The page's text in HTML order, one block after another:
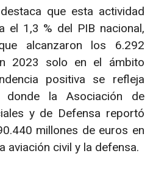
que esta actividad
el 1,3 % del PIB nacional,
alcanzaron los 6.292
2023 solo en el ámbito
positiva se refleja
donde la Asociación de
y de Defensa reportó
millones de euros en
aviación civil y la defensa.